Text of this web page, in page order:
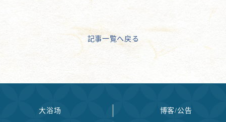
記事一覧へ戻る
大浴场 博客/公告